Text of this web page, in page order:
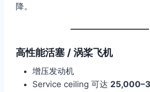
降。
高性能活塞 / 涡桨飞机
增压发动机
Service ceiling 可达